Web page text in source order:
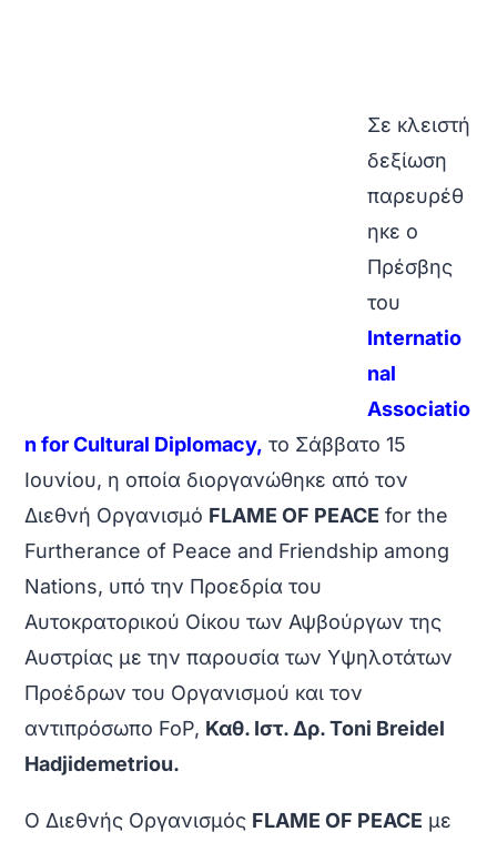
Σε κλειστή
δεξίωση
παρευρέθ
ηκε ο
Πρέσβης
του
Internatio
nal
Associatio
n for Cultural Diplomacy, το Σάββατο 15
Ιουνίου, η οποία διοργανώθηκε από τον
Διεθνή Οργανισμό FLAME OF PEACE for the
Furtherance of Peace and Friendship among
Nations, υπό την Προεδρία του
Αυτοκρατορικού Οίκου των Αψβούργων της
Αυστρίας με την παρουσία των Υψηλοτάτων
Προέδρων του Οργανισμού και τον
αντιπρόσωπο FoP, Καθ. Ιστ. Δρ. Toni Breidel
Hadjidemetriou.
Ο Διεθνής Οργανισμός FLAME OF PEACE με